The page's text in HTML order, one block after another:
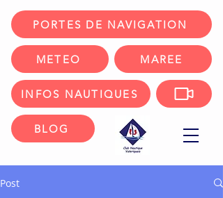
MAREE
PORTES DE NAVIGATION
METEO
INFOS NAUTIQUES
BLOG
Post